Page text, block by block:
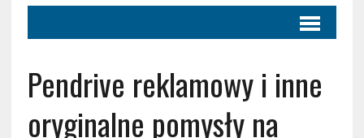
Pendrive reklamowy i inne
oryginalne pomysły na